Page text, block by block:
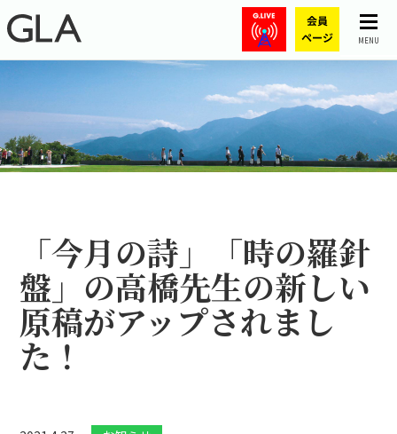
MENU
「今月の詩」「時の羅針
盤」の高橋先生の新しい
原稿がアップされまし
た！